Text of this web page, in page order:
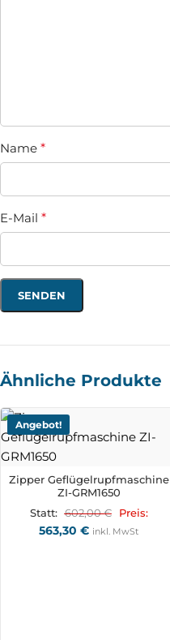
Name *
E-Mail *
Ähnliche Produkte
Angebot!
Zipper Geflügelrupfmaschine
ZI-GRM1650
Statt: 602,00€ Preis:
563,30 € inkl. MwSt